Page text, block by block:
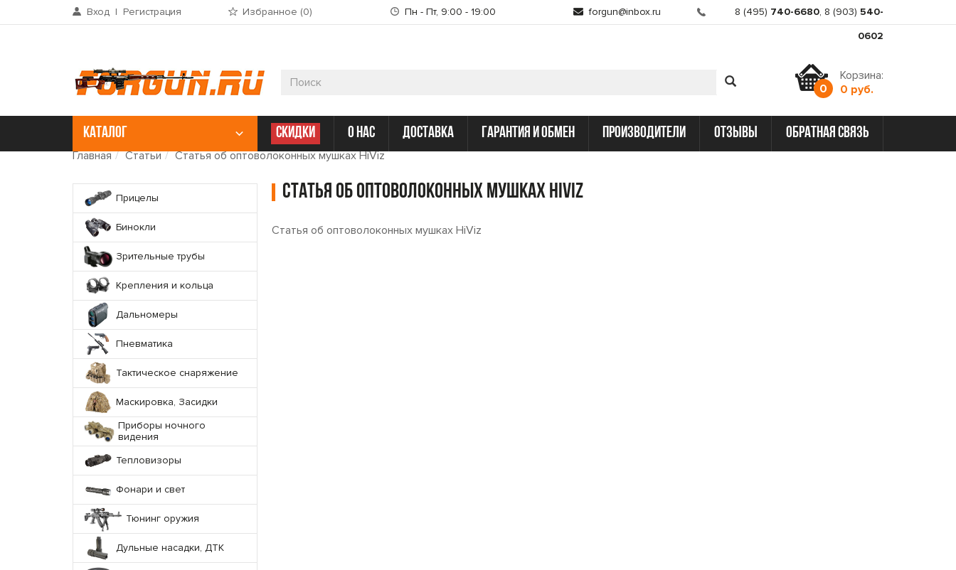
Вход | Регистрация Избранное (0) Пн - Пт, 9:00 - 19:00 forgun@inbox.ru 8 (495) 740-6680, 8 (903) 540-
0602
0
Корзина:
0 руб.
КАТАЛОГ СКИДКИ о нас доставка гарантия и обмен производители отзывы обратная связь
Главная Статьи Статья об оптоволоконных мушках HiViz
Прицелы
Бинокли
Зрительные трубы
Крепления и кольца
Дальномеры
Пневматика
Тактическое снаряжение
Маскировка, Засидки
Приборы ночного
видения
Тепловизоры
Фонари и свет
Тюнинг оружия
Дульные насадки, ДТК
Статья об оптоволоконных мушках HiViz
Статья об оптоволоконных мушках HiViz